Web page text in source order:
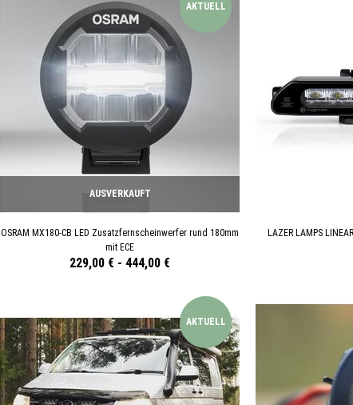
AKTUELL
AUSVERKAUFT
OSRAM MX180-CB LED Zusatzfernscheinwerfer rund 180mm
mit ECE
229,00 € - 444,00 €
LAZER LAMPS
AKTUELL